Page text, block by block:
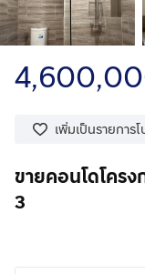
เพิ่มเป็นรายการ
ขายคอนโดโคร
3